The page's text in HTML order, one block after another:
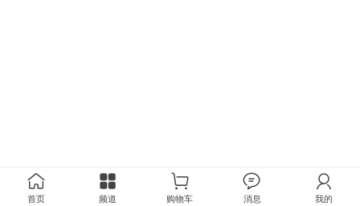
首页 频道 购物车 消息 我的